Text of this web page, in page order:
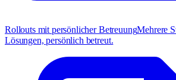
Rollouts mit persönlicher BetreuungMehrere
Lösungen, persönlich betreut.